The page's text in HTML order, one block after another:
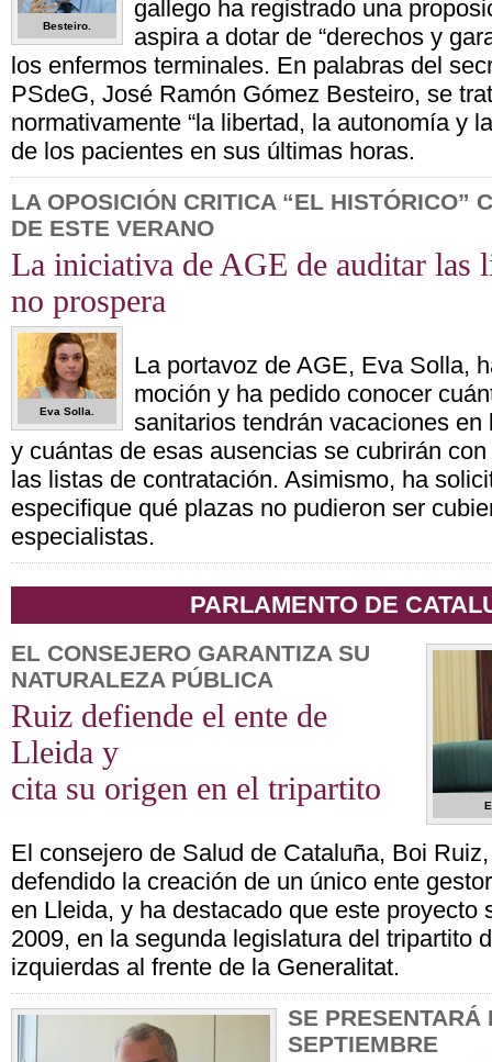
Besteiro.
gallego ha registrado una
aspira a dotar de “derechos y
los enfermos terminales. En palabras del
PSdeG, José Ramón Gómez Besteiro, se
normativamente “la libertad, la autonomía y
de los pacientes en sus últimas horas.
LA OPOSICIÓN CRITICA “EL HISTÓRICO”
DE ESTE VERANO
La iniciativa de AGE de auditar las
no prospera
Eva Solla.
La portavoz de AGE, Eva Solla,
moción y ha pedido conocer
sanitarios tendrán vacaciones
y cuántas de esas ausencias se cubrirán
las listas de contratación. Asimismo, ha
especifique qué plazas no pudieron ser
especialistas.
PARLAMENTO DE
EL CONSEJERO GARANTIZA SU
NATURALEZA PÚBLICA
Ruiz defiende el ente de
Lleida y
cita su origen en el tripartito
El consejero de Salud de Cataluña, Boi
defendido la creación de un único ente
en Lleida, y ha destacado que este proyecto
2009, en la segunda legislatura del tripartito
izquierdas al frente de la Generalitat.
SE PRESENTARÁ
SEPTIEMBRE